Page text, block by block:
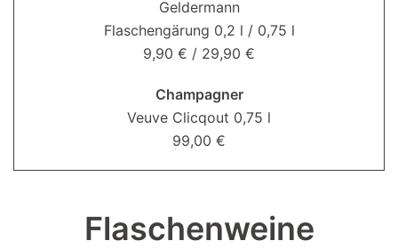
Geldermann
Flaschengärung 0,2 l / 0,75 l
9,90 € / 29,90 €
Champagner
Veuve Clicqout 0,75 l
99,00 €
Flaschenweine